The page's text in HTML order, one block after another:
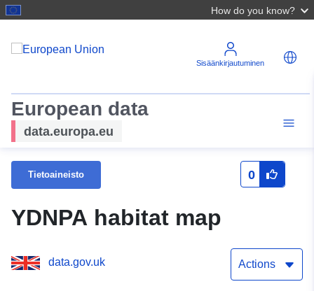
How do you know?
Sisäänkirjautuminen
European data
data.europa.eu
Tietoaineisto 0
YDNPA habitat map
data.gov.uk Actions